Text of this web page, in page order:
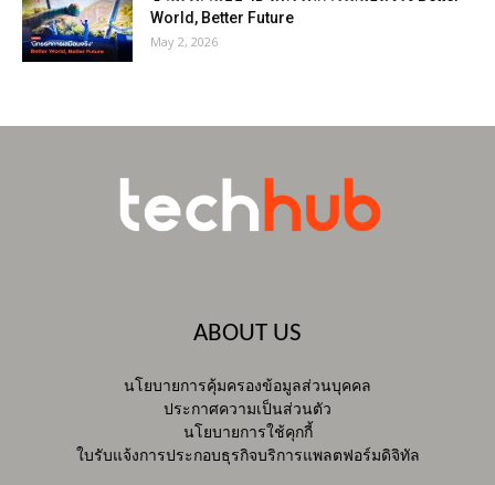
World, Better Future
May 2, 2026
ABOUT US
นโยบายการคุ้มครองข้อมูลส่วนบุคคล
ประกาศความเป็นส่วนตัว
นโยบายการใช้คุกกี้
ใบรับแจ้งการประกอบธุรกิจบริการแพลตฟอร์มดิจิทัล